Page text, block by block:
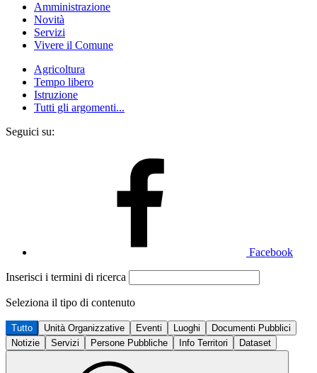
Amministrazione
Novità
Servizi
Vivere il Comune
Agricoltura
Tempo libero
Istruzione
Tutti gli argomenti...
Seguici su:
Facebook
Inserisci i termini di ricerca
Seleziona il tipo di contenuto
Tutto Unità Organizzative Eventi Luoghi
Documenti Pubblici
Notizie
Servizi Persone Pubbliche Info Territori Dataset